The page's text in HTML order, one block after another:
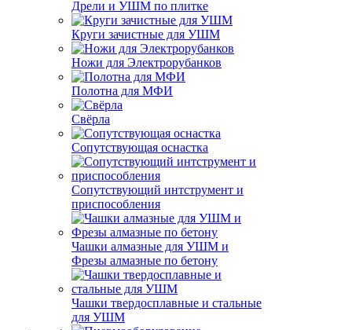
Дрели и УШМ по плитке
Круги зачистные для УШМ
Ножи для Электрорубанков
Полотна для МФИ
Свёрла
Сопутствующая оснастка
Сопутствующий интструмент и
приспособления
Чашки алмазные для УШМ и
Фрезы алмазные по бетону
Чашки твердосплавные и стальные
для УШМ